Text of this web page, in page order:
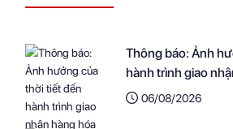
Thông báo: Ảnh
hành trình giao
khu vực
06/08/2026